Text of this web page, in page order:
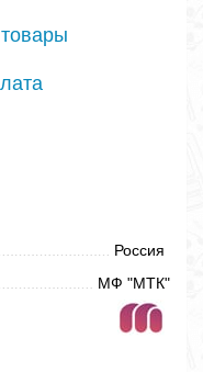
Россия
МФ "МТК"